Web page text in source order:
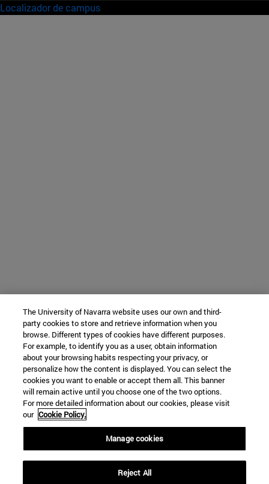
Localizador de campus
The University of Navarra website uses our own and third-
party cookies to store and retrieve information when you
browse. Different types of cookies have different purposes.
For example, to identify you as a user, obtain information
about your browsing habits respecting your privacy, or
personalize how the content is displayed. You can select the
cookies you want to enable or accept them all. This banner
will remain active until you choose one of the two options.
For more detailed information about our cookies, please visit
our Cookie Policy.
Manage cookies
Reject All